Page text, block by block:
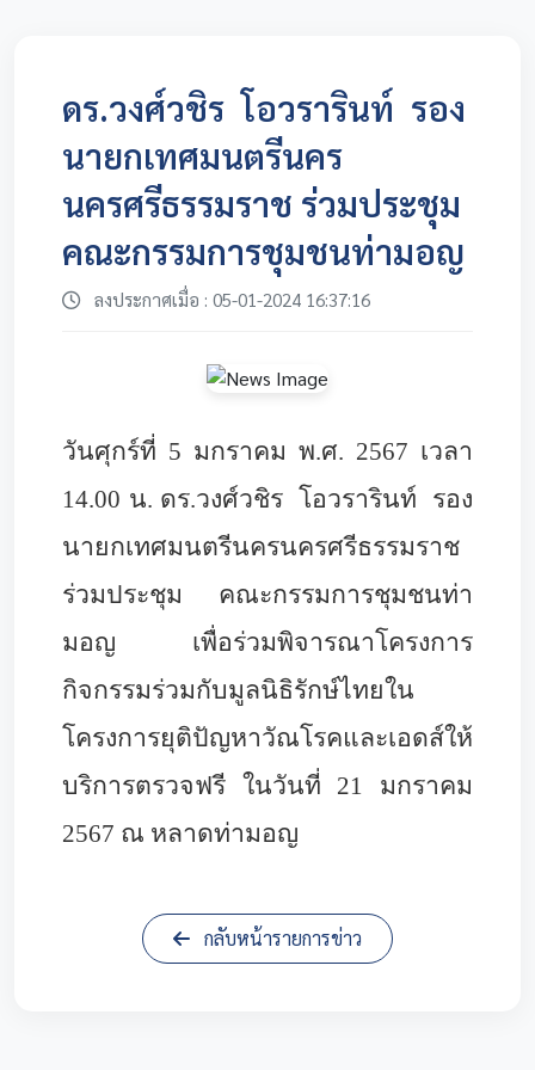
ดร.วงศ์วชิร โอวรารินท์ รอง
นายกเทศมนตรีนคร
นครศรีธรรมราช ร่วมประชุม
คณะกรรมการชุมชนท่ามอญ
ลงประกาศเมื่อ : 05-01-2024 16:37:16
วันศุกร์ที่ 5 มกราคม พ.ศ. 2567 เวลา
14.00 น. ดร.วงศ์วชิร โอวรารินท์ รอง
นายกเทศมนตรีนครนครศรีธรรมราช
ร่วมประชุม คณะกรรมการชุมชนท่า
มอญ เพื่อร่วมพิจารณาโครงการ
กิจกรรมร่วมกับมูลนิธิรักษ์ไทยใน
โครงการยุติปัญหาวัณโรคและเอดส์ให้
บริการตรวจฟรี ในวันที่ 21 มกราคม
2567 ณ หลาดท่ามอญ
กลับหน้ารายการข่าว